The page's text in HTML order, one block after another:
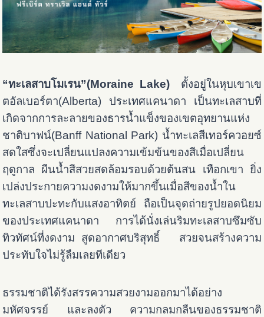
“ทะเลสาบโมเรน”(Moraine Lake)ตั้งอยู่ในหุบเขาเข
ตอัลเบอร์ตา(Alberta) ประเทศแคนาดา เป็นทะเลสาบที่
เกิดจากการละลายของธารน้ำแข็งของเขตอุทยานแห่ง
ชาติบาฟน์(Banff National Park) น้ำทะเลสีเทอร์ควอยซ์
สดใสซึ่งจะเปลี่ยนแปลงความเข้มข้นของสีเมื่อเปลี่ยน
ฤดูกาล ผืนน้ำสีสวยสดล้อมรอบด้วยต้นสน เทือกเขา ยิ่ง
เปล่งประกายความงดงามให้มากขึ้นเมื่อสีของน้ำใน
ทะเลสาบปะทะกับแสงอาทิตย์ ถือเป็นจุดถ่ายรูปยอดนิยม
ของประเทศแคนาดา การได้นั่งเล่นริมทะเลสาบซึมซับ
ทิวทัศน์ที่งดงาม สูดอากาศบริสุทธิ์ สวยจนสร้างความ
ประทับใจไม่รู้ลืมเลยทีเดียว
ธรรมชาติได้รังสรรความสวยงามออกมาได้อย่าง
มหัศจรรย์ และลงตัว ความกลมกลืนของธรรมชาติ